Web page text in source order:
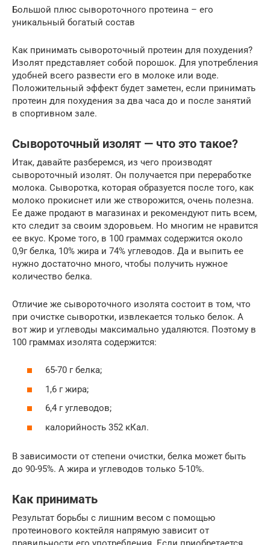
Большой плюс сывороточного протеина – его
уникальный богатый состав
Как принимать сывороточный протеин для похудения?
Изолят представляет собой порошок. Для употребления
удобней всего развести его в молоке или воде.
Положительный эффект будет заметен, если принимать
протеин для похудения за два часа до и после занятий
в спортивном зале.
Сывороточный изолят — что это такое?
Итак, давайте разберемся, из чего производят
сывороточный изолят. Он получается при переработке
молока. Сыворотка, которая образуется после того, как
молоко прокиснет или же створожится, очень полезна.
Ее даже продают в магазинах и рекомендуют пить всем,
кто следит за своим здоровьем. Но многим не нравится
ее вкус. Кроме того, в 100 граммах содержится около
0,9г белка, 10% жира и 74% углеводов. Да и выпить ее
нужно достаточно много, чтобы получить нужное
количество белка.
Отличие же сывороточного изолята состоит в том, что
при очистке сыворотки, извлекается только белок. А
вот жир и углеводы максимально удаляются. Поэтому в
100 граммах изолята содержится:
65-70 г белка;
1,6 г жира;
6,4 г углеводов;
калорийность 352 кКал.
В зависимости от степени очистки, белка может быть
до 90-95%. А жира и углеводов только 5-10%.
Как принимать
Результат борьбы с лишним весом с помощью
протеинового коктейля напрямую зависит от